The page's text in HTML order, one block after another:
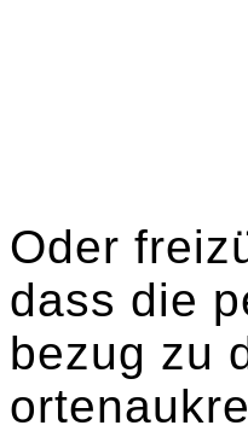
Oder
dass die
bezug zu